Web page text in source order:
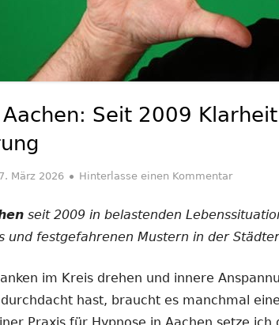
Seit 2009
Veröffentlicht
7. März 2026 Hinterlasse einen Kommentarzu
seit 2009 in belastenden
und festgefahrenen Mustern in der
im Kreis drehen und innere
hast, braucht es manchmal